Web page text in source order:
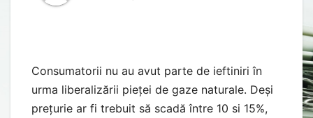
Consumatorii nu au avut parte de ieftiniri în
urma liberalizării pieței de gaze naturale. Deși
prețurie ar fi trebuit să scadă între 10 si 15%,